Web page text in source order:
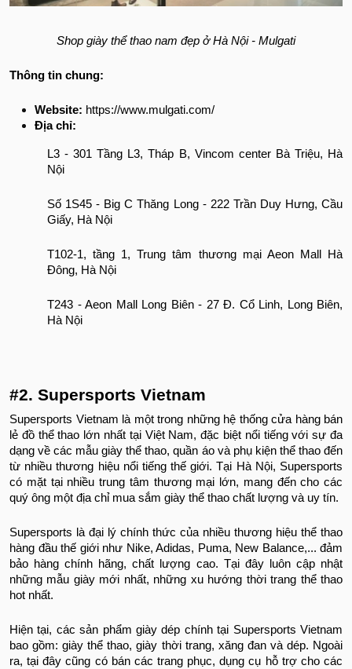
Shop giày thể thao nam đẹp ở Hà Nội - Mulgati
Thông tin chung:
Website: https://www.mulgati.com/
Địa chỉ:
L3 - 301 Tầng L3, Tháp B, Vincom center Bà Triệu, Hà
Nội
Số 1S45 - Big C Thăng Long - 222 Trần Duy Hưng, Cầu
Giấy, Hà Nội
T102-1, tầng 1, Trung tâm thương mại Aeon Mall Hà
Đông, Hà Nội
T243 - Aeon Mall Long Biên - 27 Đ. Cổ Linh, Long Biên,
Hà Nội
#2. Supersports Vietnam
Supersports Vietnam là một trong những hệ thống cửa hàng bán
lẻ đồ thể thao lớn nhất tại Việt Nam, đặc biệt nổi tiếng với sự đa
dạng về các mẫu giày thể thao, quần áo và phụ kiện thể thao đến
từ nhiều thương hiệu nổi tiếng thế giới. Tại Hà Nội, Supersports
có mặt tại nhiều trung tâm thương mại lớn, mang đến cho các
quý ông một địa chỉ mua sắm giày thể thao chất lượng và uy tín.
Supersports là đại lý chính thức của nhiều thương hiệu thể thao
hàng đầu thế giới như Nike, Adidas, Puma, New Balance,... đảm
bảo hàng chính hãng, chất lượng cao. Tại đây luôn cập nhật
những mẫu giày mới nhất, những xu hướng thời trang thể thao
hot nhất.
Hiện tại, các sản phẩm giày dép chính tại Supersports Vietnam
bao gồm: giày thể thao, giày thời trang, xăng đan và dép. Ngoài
ra, tại đây cũng có bán các trang phục, dụng cụ hỗ trợ cho các